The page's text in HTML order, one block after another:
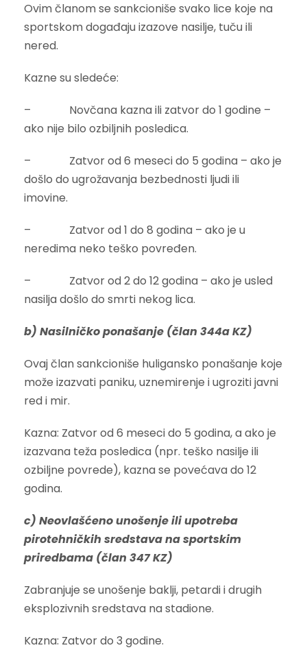
Ovim članom se sankcioniše svako lice koje na
sportskom događaju izazove nasilje, tuču ili
nered.
Kazne su sledeće:
– Novčana kazna ili zatvor do 1 godine –
ako nije bilo ozbiljnih posledica.
– Zatvor od 6 meseci do 5 godina – ako je
došlo do ugrožavanja bezbednosti ljudi ili
imovine.
– Zatvor od 1 do 8 godina – ako je u
neredima neko teško povređen.
– Zatvor od 2 do 12 godina – ako je usled
nasilja došlo do smrti nekog lica.
b) Nasilničko ponašanje (član 344a KZ)
Ovaj član sankcioniše huligansko ponašanje koje
može izazvati paniku, uznemirenje i ugroziti javni
red i mir.
Kazna: Zatvor od 6 meseci do 5 godina, a ako je
izazvana teža posledica (npr. teško nasilje ili
ozbiljne povrede), kazna se povećava do 12
godina.
c) Neovlašćeno unošenje ili upotreba
pirotehničkih sredstava na sportskim
priredbama (član 347 KZ)
Zabranjuje se unošenje baklji, petardi i drugih
eksplozivnih sredstava na stadione.
Kazna: Zatvor do 3 godine.